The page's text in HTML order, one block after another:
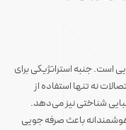
است. جنبه استراتژیکی برای
نه تنها استفاده از
شناختی نیز می‌دهد.
باعث صرفه جویی